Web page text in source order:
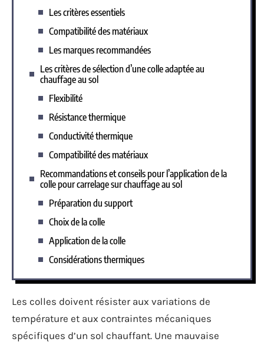
Les critères essentiels
Compatibilité des matériaux
Les marques recommandées
Les critères de sélection d’une colle adaptée au
chauffage au sol
Flexibilité
Résistance thermique
Conductivité thermique
Compatibilité des matériaux
Recommandations et conseils pour l’application de la
colle pour carrelage sur chauffage au sol
Préparation du support
Choix de la colle
Application de la colle
Considérations thermiques
Les colles doivent résister aux variations de
température et aux contraintes mécaniques
spécifiques d’un sol chauffant. Une mauvaise